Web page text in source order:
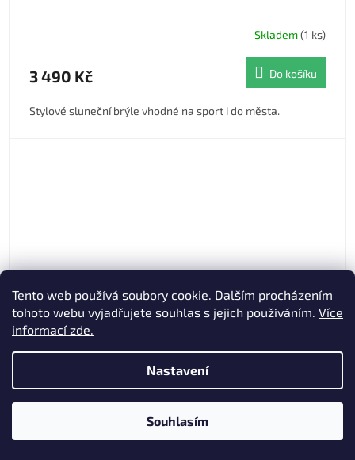
Tento web používá soubory cookie. Dalším procházením
tohoto webu vyjadřujete souhlas s jejich používáním. Více
informací zde.
Nastavení
Souhlasím
Skladem(1 ks)
3 490 Kč Do košíku
Stylové sluneční brýle vhodné na sport i do města.
–27 %